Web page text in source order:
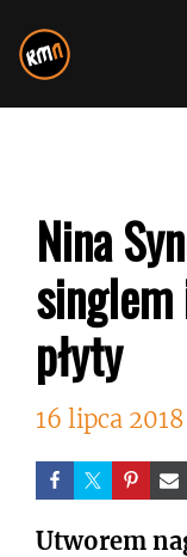
do
treści
Nina
singlem
płyty
16 lipca 2018
Utworem